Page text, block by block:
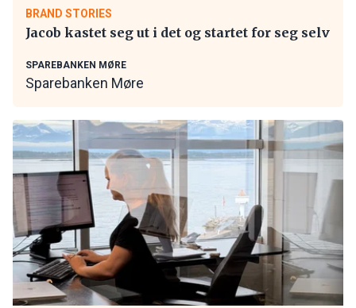
BRAND STORIES
Jacob kastet seg ut i det og startet for seg selv
SPAREBANKEN MØRE
Sparebanken Møre